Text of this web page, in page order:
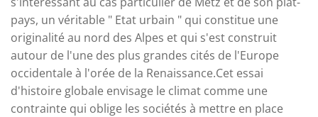
pays, un véritable " Etat urbain " qui constitue une
originalité au nord des Alpes et qui s'est construit
autour de l'une des plus grandes cités de l'Europe
occidentale à l'orée de la Renaissance.Cet essai
d'histoire globale envisage le climat comme une
contrainte qui oblige les sociétés à mettre en place